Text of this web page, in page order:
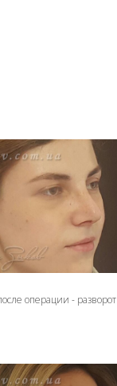
операции - разворот